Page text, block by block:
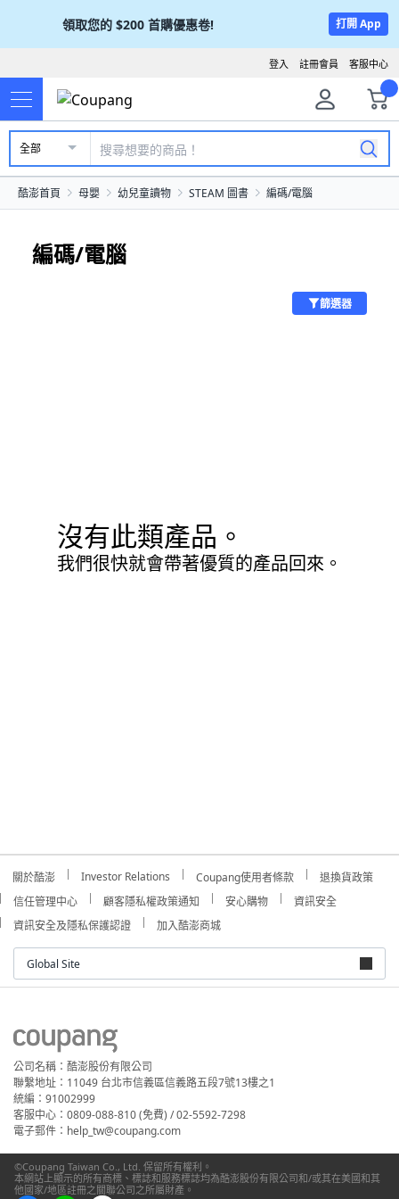
領取您的 $200 首購優惠卷! 打開 App
客服中心
註冊會員
登入
全部
酷澎首頁 母嬰 幼兒童讀物 STEAM 圖書 編碼/電腦
編碼/電腦
篩選器
沒有此類產品。
我們很快就會帶著優質的產品回來。
關於酷澎 Investor Relations Coupang使用者條款
退換貨政策
信任管理中心
顧客隱私權政策通知 安心購物
資訊安全
資訊安全及隱私保護認證
加入酷澎商城
Global Site
公司名稱：酷澎股份有限公司
聯繫地址：11049 台北市信義區信義路五段7號13樓之1
統編：91002999
客服中心：0809-088-810 (免費) / 02-5592-7298
電子郵件：help_tw@coupang.com
©Coupang Taiwan Co., Ltd. 保留所有權利。
本網站上顯示的所有商標、標誌和服務標誌均為酷澎股份有限公司和/或其在美國和其
他國家/地區註冊之關聯公司之所屬財產。